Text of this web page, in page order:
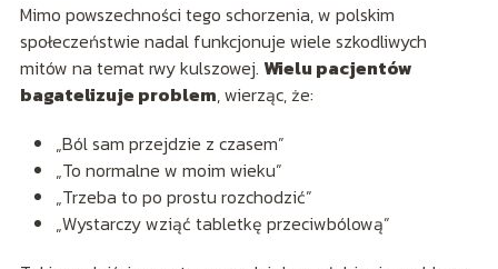
Mimo powszechności tego schorzenia, w polskim
społeczeństwie nadal funkcjonuje wiele szkodliwych
mitów na temat rwy kulszowej. Wielu pacjentów
bagatelizuje problem, wierząc, że:
„Ból sam przejdzie z czasem”
„To normalne w moim wieku”
„Trzeba to po prostu rozchodzić”
„Wystarczy wziąć tabletkę przeciwbólową”